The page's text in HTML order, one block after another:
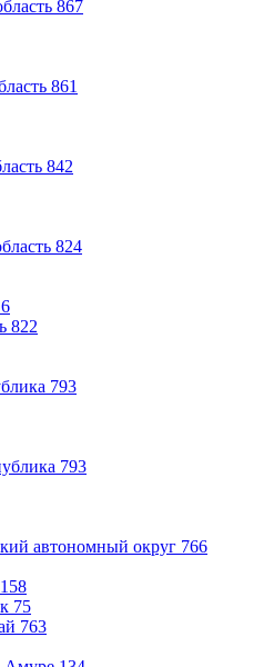
867
861
842
824
6
822
793
793
автономный округ 766
158
75
763